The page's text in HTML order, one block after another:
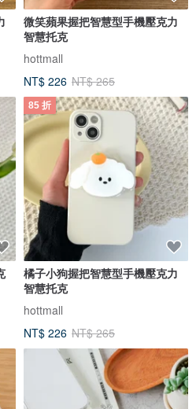
微笑蘋果握把智慧型手機壓克力
智慧托克
hottmall
NT$ 226 NT$ 265
85 折
橘子小狗握把智慧型手機壓克力
智慧托克
hottmall
NT$ 226 NT$ 265